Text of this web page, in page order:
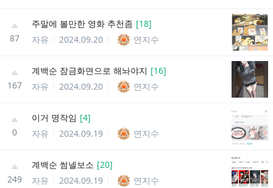
87
주말에 볼만한 영화 추천좀 [18]
자유
2024.09.20 연지수
167
계백순 잠금화면으로 해놔야지 [16]
자유
2024.09.20 연지수
0
이거 명작임 [4]
자유
2024.09.19 연지수
249
계백순 썸넬보소 [20]
자유
2024.09.19 연지수